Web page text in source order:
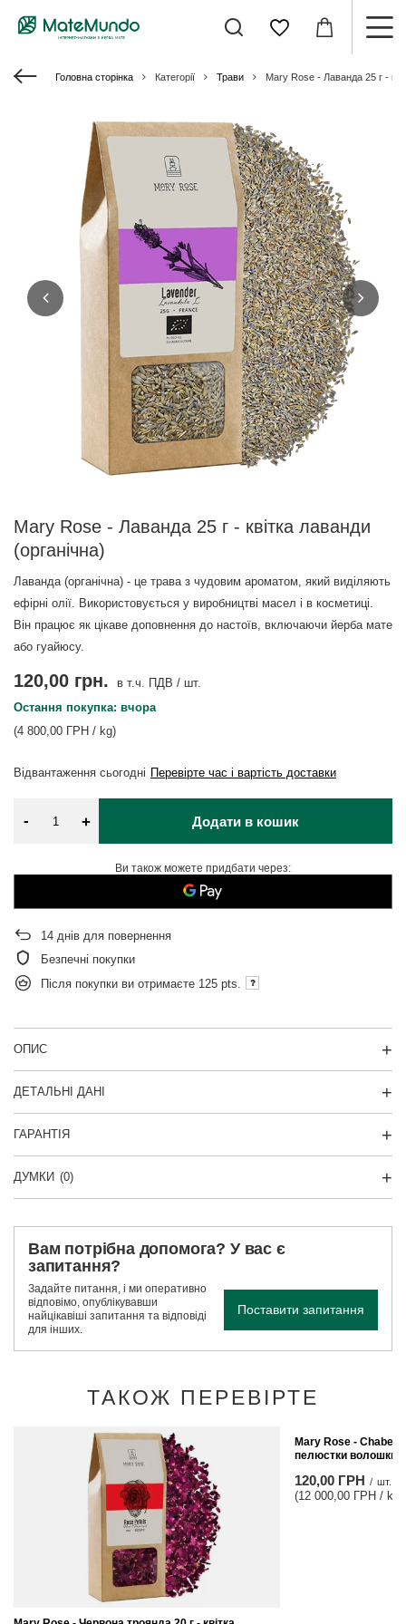
Головна сторінка Категорії Трави Mary Rose - Лаванда 25 г -
Mary Rose - Лаванда 25 г - квітка лаванди
(органічна)
Лаванда (органічна) - це трава з чудовим ароматом, який виділяють
ефірні олії. Використовується у виробництві масел і в косметиці.
Він працює як цікаве доповнення до настоїв, включаючи йерба мате
або гуайюсу.
Відвантаження сьогодні Перевірте час і вартість доставки
120,00 грн. в т.ч. ПДВ / шт.
Остання покупка: вчора
(4 800,00 ГРН / kg)
- + Додати в кошик
Ви також можете придбати через:
14 днів для повернення
Безпечні покупки
Після покупки ви отримаєте 125 pts.
ОПИС
ДЕТАЛЬНІ ДАНІ
ГАРАНТІЯ
ДУМКИ (0)
Вам потрібна допомога? У вас є
запитання?
Задайте питання, і ми оперативно
відповімо, опублікувавши
найцікавіші запитання та відповіді
для інших.
Поставити запитання
ТАКОЖ ПЕРЕВІРТЕ
Mary Rose - Chaber
пелюстки волошки
120,00 ГРН / шт.
(12 000,00 ГРН / kg)